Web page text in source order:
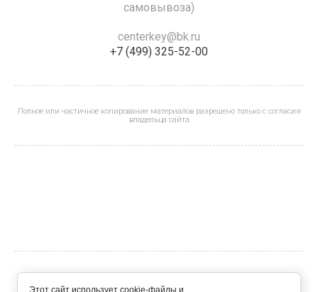
самовывоза)
centerkey@bk.ru
+7 (499) 325-52-00
Полное или частичное копирование материалов разрешено только с согласия
владельца сайта
© 2023 - 2026
Этот сайт использует cookie-файлы и